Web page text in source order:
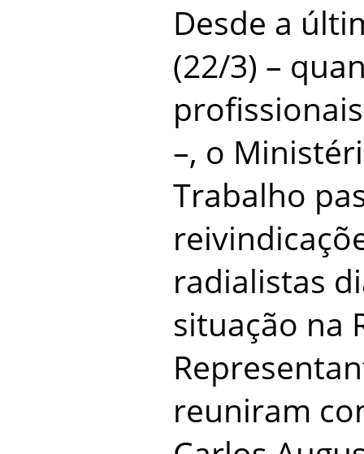
Desde a
(22/3) –
–, o
Trabalho
radialistas
situação na
reuniram